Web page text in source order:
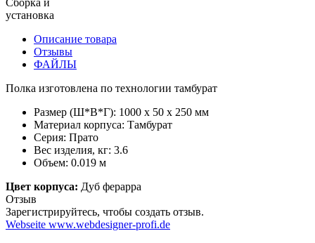
установка
Описание товара
Отзывы
ФАЙЛЫ
Полка изготовлена по технологии тамбурат
Размер (Ш*В*Г): 1000 x 50 x 250 мм
Материал корпуса: Тамбурат
Серия: Прато
Вес изделия, кг: 3.6
Объем: 0.019 м
Цвет корпуса: Дуб ферарра
Отзыв
Зарегистрируйтесь, чтобы создать отзыв.
Webseite www.webdesigner-profi.de